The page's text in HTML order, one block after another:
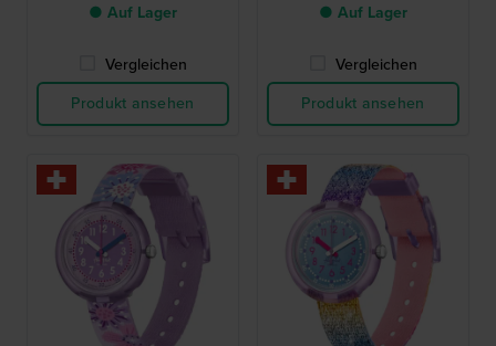
● Auf Lager
Vergleichen
Produkt ansehen
● Auf Lager
Vergleichen
Produkt ansehen